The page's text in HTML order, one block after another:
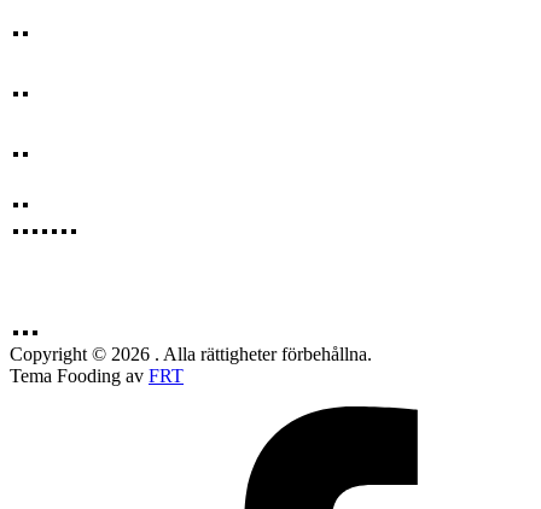
Copyright © 2026 . Alla rättigheter förbehållna.
Tema Fooding av FRT